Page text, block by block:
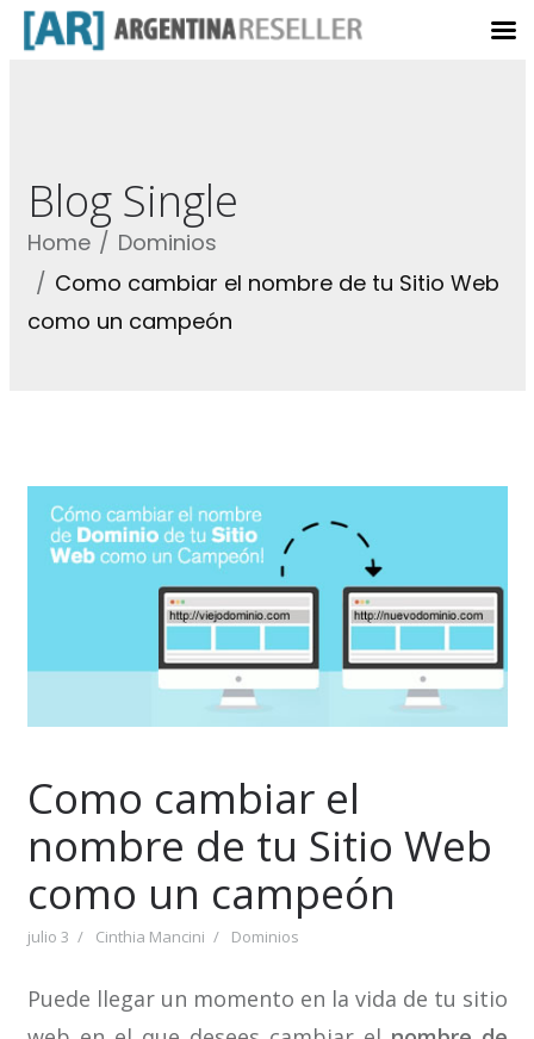
Blog Single
Home
Dominios
Como cambiar el nombre de tu Sitio Web
como un campeón
Como cambiar el
nombre de tu Sitio Web
como un campeón
julio 3 Cinthia Mancini Dominios
Puede llegar un momento en la vida de tu sitio